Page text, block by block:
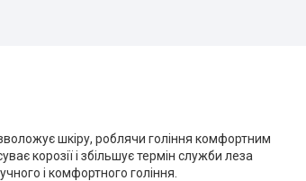
шкіру, роблячи гоління комфортним
корозії і збільшує термін служби леза
і комфортного гоління.